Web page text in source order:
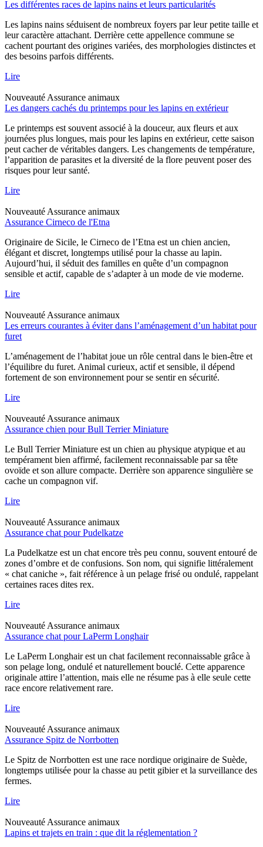
Les différentes races de lapins nains et leurs particularités
Les lapins nains séduisent de nombreux foyers par leur petite taille et
leur caractère attachant. Derrière cette appellence commune se
cachent pourtant des origines variées, des morphologies distinctes et
des besoins parfois différents.
Lire
Nouveauté Assurance animaux
Les dangers cachés du printemps pour les lapins en extérieur
Le printemps est souvent associé à la douceur, aux fleurs et aux
journées plus longues, mais pour les lapins en extérieur, cette saison
peut cacher de véritables dangers. Les changements de température,
l’apparition de parasites et la diversité de la flore peuvent poser des
risques pour leur santé.
Lire
Nouveauté Assurance animaux
Assurance Cirneco de l'Etna
Originaire de Sicile, le Cirneco de l’Etna est un chien ancien,
élégant et discret, longtemps utilisé pour la chasse au lapin.
Aujourd’hui, il séduit des familles en quête d’un compagnon
sensible et actif, capable de s’adapter à un mode de vie moderne.
Lire
Nouveauté Assurance animaux
Les erreurs courantes à éviter dans l’aménagement d’un habitat pour
furet
L’aménagement de l’habitat joue un rôle central dans le bien-être et
l’équilibre du furet. Animal curieux, actif et sensible, il dépend
fortement de son environnement pour se sentir en sécurité.
Lire
Nouveauté Assurance animaux
Assurance chien pour Bull Terrier Miniature
Le Bull Terrier Miniature est un chien au physique atypique et au
tempérament bien affirmé, facilement reconnaissable par sa tête
ovoïde et son allure compacte. Derrière son apparence singulière se
cache un compagnon vif.
Lire
Nouveauté Assurance animaux
Assurance chat pour Pudelkatze
La Pudelkatze est un chat encore très peu connu, souvent entouré de
zones d’ombre et de confusions. Son nom, qui signifie littéralement
« chat caniche », fait référence à un pelage frisé ou ondulé, rappelant
certaines races dites rex.
Lire
Nouveauté Assurance animaux
Assurance chat pour LaPerm Longhair
Le LaPerm Longhair est un chat facilement reconnaissable grâce à
son pelage long, ondulé et naturellement bouclé. Cette apparence
originale attire l’attention, mais elle ne résume pas à elle seule cette
race encore relativement rare.
Lire
Nouveauté Assurance animaux
Assurance Spitz de Norrbotten
Le Spitz de Norrbotten est une race nordique originaire de Suède,
longtemps utilisée pour la chasse au petit gibier et la surveillance des
fermes.
Lire
Nouveauté Assurance animaux
Lapins et trajets en train : que dit la réglementation ?